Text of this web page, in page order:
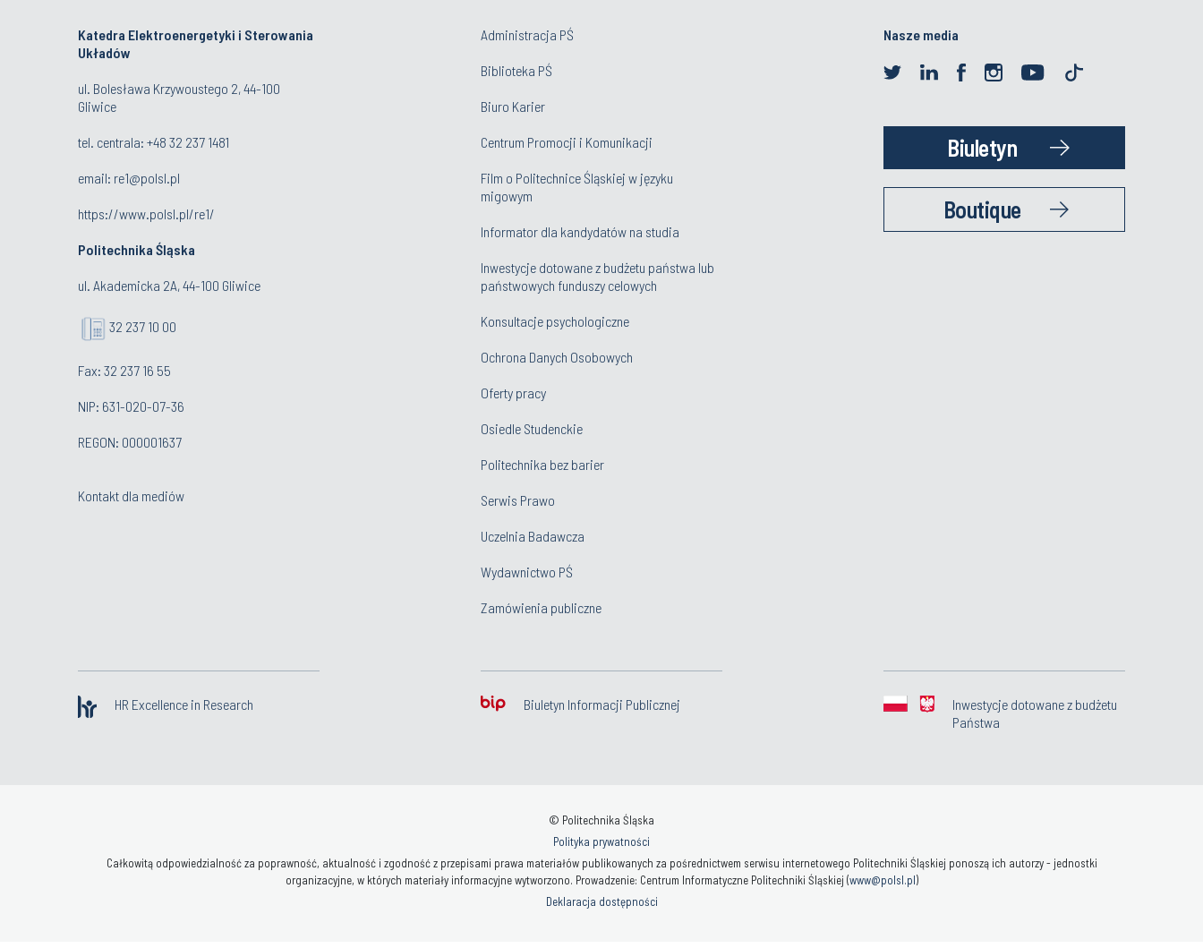
Katedra Elektroenergetyki i Sterowania
Układów
ul. Bolesława Krzywoustego 2, 44-100
Gliwice
tel. centrala: +48 32 237 1481
email: re1@polsl.pl
https://www.polsl.pl/re1/
Politechnika Śląska
ul. Akademicka 2A, 44-100 Gliwice
32 237 10 00
Fax: 32 237 16 55
NIP: 631-020-07-36
REGON: 000001637
Kontakt dla mediów
Administracja PŚ
Biblioteka PŚ
Biuro Karier
Centrum Promocji i Komunikacji
Film o Politechnice Śląskiej w języku
migowym
Informator dla kandydatów na studia
Inwestycje dotowane z budżetu państwa lub
państwowych funduszy celowych
Konsultacje psychologiczne
Ochrona Danych Osobowych
Oferty pracy
Osiedle Studenckie
Politechnika bez barier
Serwis Prawo
Uczelnia Badawcza
Wydawnictwo PŚ
Zamówienia publiczne
Nasze media
Biuletyn
Boutique
HR Excellence in Research Biuletyn Informacji Publicznej
Inwestycje dotowane z budżetu
Państwa
© Politechnika Śląska
Polityka prywatności
Całkowitą odpowiedzialność za poprawność, aktualność i zgodność z przepisami prawa materiałów publikowanych za pośrednictwem serwisu internetowego Politechniki Śląskiej ponoszą ich autorzy - jednostki
organizacyjne, w których materiały informacyjne wytworzono. Prowadzenie: Centrum Informatyczne Politechniki Śląskiej (www@polsl.pl)
Deklaracja dostępności